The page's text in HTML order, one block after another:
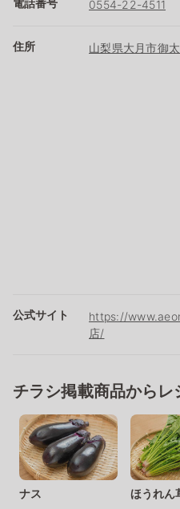
電話番号 0554-22-4511
住所 山梨県大月市御
公式サイト
https://
店/
チラシ掲載商品からレ
ナス ほうれん